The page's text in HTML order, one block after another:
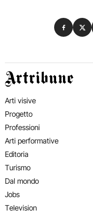
Condividi
Artribune
Arti visive
Progetto
Professioni
Arti performative
Editoria
Turismo
Dal mondo
Jobs
Television